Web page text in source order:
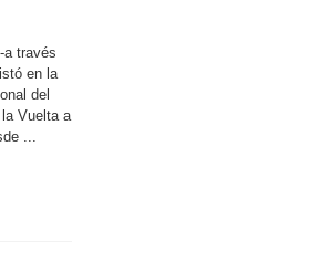
a través
en la
del
Vuelta a
...